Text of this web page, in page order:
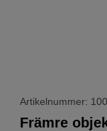
Artikelnummer:
Främre